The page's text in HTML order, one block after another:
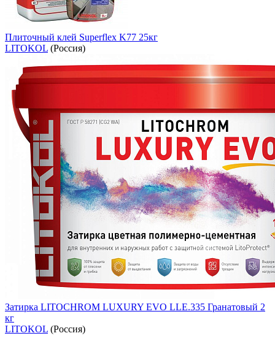
Плиточный клей Superflex K77 25кг
LITOKOL (Россия)
Затирка LITOCHROM LUXURY EVO LLE.335 Гранатовый 2
кг
LITOKOL (Россия)